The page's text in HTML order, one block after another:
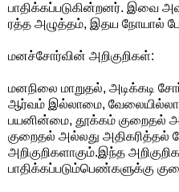
பாதிக்கப்படுகின்றனர். இவை
ரத்த அழுத்தம், இதய நோயால்
மனச்சோர்வின் அறிகுறிகள்:
மனநிலை மாறுதல், அடிக்கடி
ஆர்வம் இல்லாமை,
பயனின்மை, தூக்கம் குறைதல்
குறைதல் அல்லது
அறிகுறிகளாகும்.இந்த
பாதிக்கப்படும்பெண்களுக்கு